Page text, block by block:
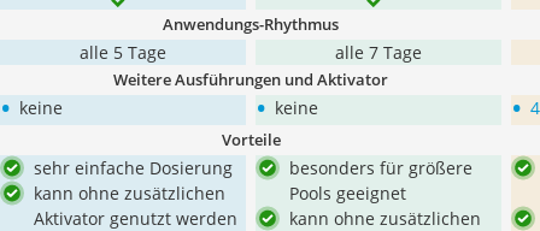
Anwendungs-Rhythmus
alle 5 Tage alle 7 Tage
Weitere Ausführungen und Aktivator
• keine • keine •
Vorteile
sehr einfache Dosierung
kann ohne zusätzlichen
Aktivator genutzt werden
besonders für größere
Pools geeignet
kann ohne zusätzlichen